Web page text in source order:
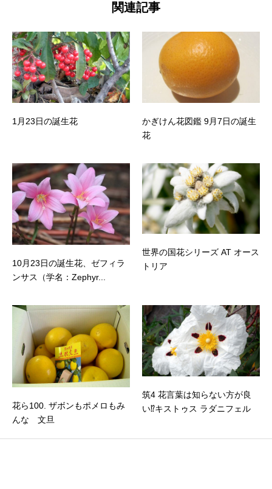
関連記事
1月23日の誕生花
かぎけん花図鑑 9月7日の誕生
花
10月23日の誕生花、ゼフィラ
ンサス（学名：Zephyr...
世界の国花シリーズ AT オース
トリア
花ら100. ザボンもポメロもみ
んな 文旦
筑4 花言葉は知らない方が良
い⁉キストゥス ラダニフェル